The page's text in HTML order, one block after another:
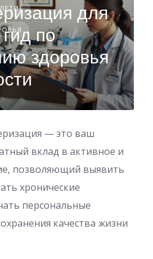
для
по
здоровья
— это ваш
вклад в активное и
позволяющий выявить
хронические
персональные
качества жизни